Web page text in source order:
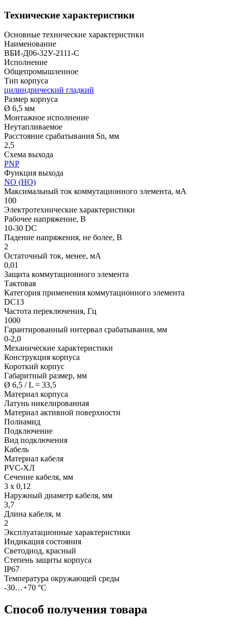
Технические характеристики
Основные технические характеристики
Наименование
ВБИ-Д06-32У-2111-С
Исполнение
Общепромышленное
Тип корпуса
цилиндрический гладкий
Размер корпуса
Ø 6,5 мм
Монтажное исполнение
Неутапливаемое
Расстояние срабатывания Sn, мм
2,5
Схема выхода
PNP
Функция выхода
NO (НО)
Максимальный ток коммутационного элемента, мА
100
Электротехнические характеристики
Рабочее напряжение, В
10-30 DC
Падение напряжения, не более, В
2
Остаточный ток, менее, мА
0,01
Защита коммутационного элемента
Тактовая
Категория применения коммутационного элемента
DC13
Частота переключения, Гц
1000
Гарантированный интервал срабатывания, мм
0-2,0
Механические характеристики
Конструкция корпуса
Короткий корпус
Габаритный размер, мм
Ø 6,5 / L = 33,5
Материал корпуса
Латунь никелированная
Материал активной поверхности
Полиамид
Подключение
Вид подключения
Кабель
Материал кабеля
PVC-ХЛ
Сечение кабеля, мм
3 х 0,12
Наружный диаметр кабеля, мм
3,7
Длина кабеля, м
2
Эксплуатационные характеристики
Индикация состояния
Светодиод, красный
Степень защиты корпуса
IP67
Температура окружающей среды
-30…+70 °С
Способ получения товара